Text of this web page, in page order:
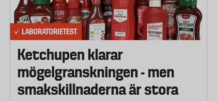
LABORATORIETEST
Ketchupen klarar
mögelgranskningen - men
smakskillnaderna är stora